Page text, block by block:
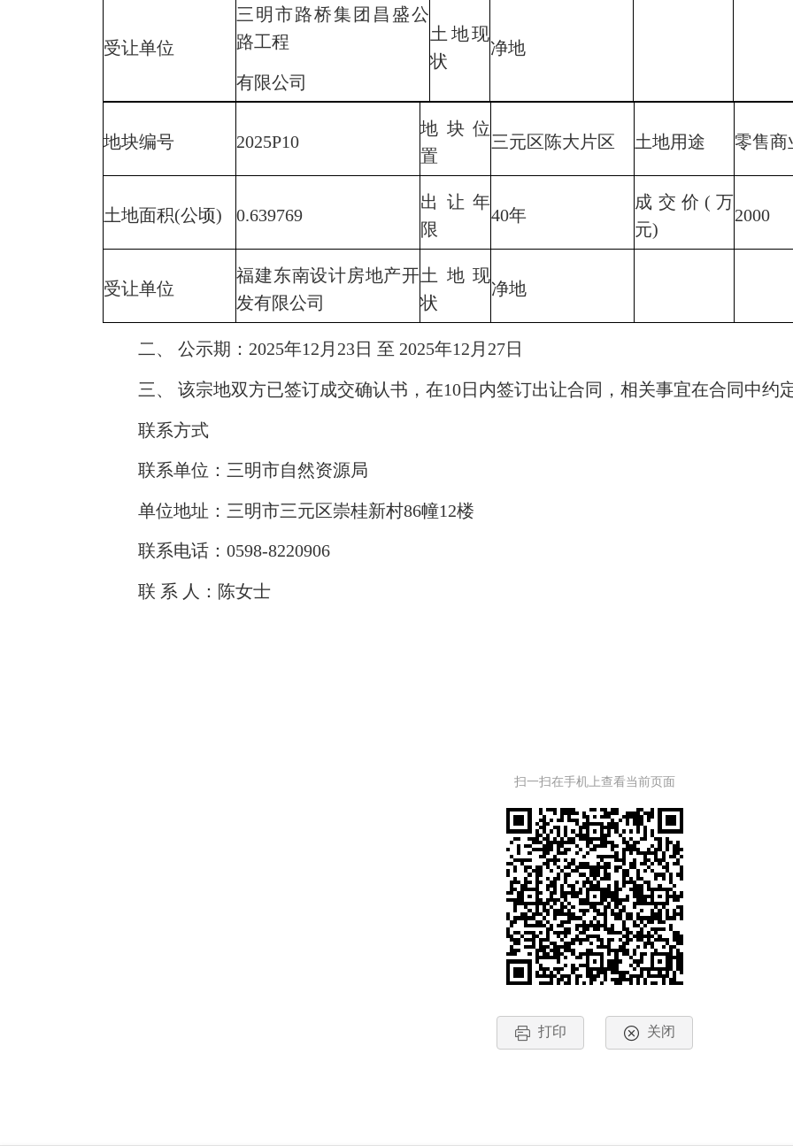
受让单位
三明市路桥集团昌盛公
路工程
有限公司
土地现
状
净地
地块编号 2025P10
地块位
置
三元区陈大片区 土地用途 零售商
土地面积(公顷) 0.639769
出让年
限
40年
成交价(万
元)
2000
受让单位
福建东南设计房地产开
发有限公司
土地现
状
净地
二、 公示期：2025年12月23日 至 2025年12月27日
三、 该宗地双方已签订成交确认书，在10日内签订出让合同，相关事宜在合同中约
联系方式
联系单位：三明市自然资源局
单位地址：三明市三元区崇桂新村86幢12楼
联系电话：0598-8220906
联 系 人：陈女士
扫一扫在手机上查看当前页面
打印 关闭